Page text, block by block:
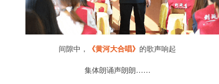
间隙中， 《黄河大合唱》 的歌声响起
集体朗诵声朗朗……